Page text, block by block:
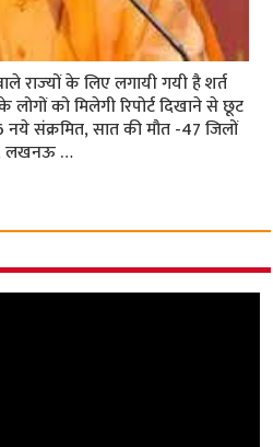
राज्‍यों के लिए लगायी गयी है शर्त
को मिलेगी रिपोर्ट दिखाने से छूट
नये संक्रमित, सात की मौत -47 जिलों
लखनऊ …